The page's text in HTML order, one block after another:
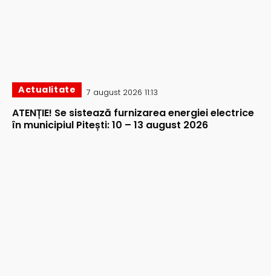
Actualitate 7 august 2026 11:13
ATENȚIE! Se sistează furnizarea energiei electrice
în municipiul Pitești: 10 – 13 august 2026